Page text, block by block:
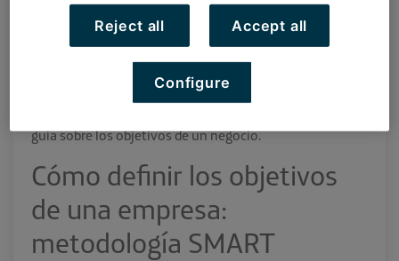
que guía a la empresa hacia los buenos resultados y el
éxito. Marcan las acciones que se van a llevar a cabo
dentro de una compañía, ya que establecen qué se
quiere lograr y hacia dónde se quiere llegar. Visto esto,
queda claro que no son ninguna tontería, sino que
funcionan como la base sobre la que construir tu
guía sobre los objetivos de un negocio.
Cómo definir los objetivos
de una empresa:
metodología SMART
Reject all Accept all
Configure